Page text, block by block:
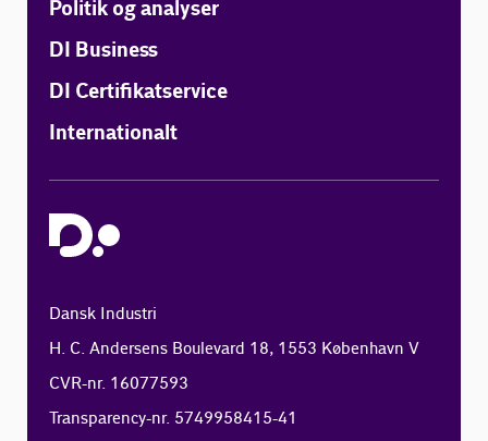
Politik og analyser
DI Business
DI Certifikatservice
Internationalt
Dansk Industri
H. C. Andersens Boulevard 18, 1553 København V
CVR-nr. 16077593
Transparency-nr. 5749958415-41